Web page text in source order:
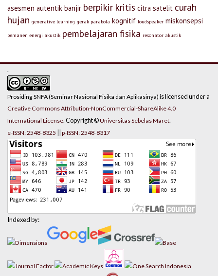
asesmen autentik banjir berpikir kritis citra satelit curah
hujan generative learning gerak parabola kognitif loudspeaker miskonsepsi
pemanen energi akustik pembelajaran fisika resonator akustik
.
Prosiding SNFA (Seminar Nasional Fisika dan Aplikasinya) is licensed under a
Creative Commons Attribution-NonCommercial-ShareAlike 4.0
International License. Copyright ©Universitas Sebelas Maret.
e-ISSN: 2548-8325 p-ISSN: 2548-8317
Indexed by: